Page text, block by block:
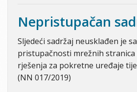
Nepristupačan
Sljedeći sadržaj neusklađen je
pristupačnosti mrežnih
rješenja za pokretne uređaje
(NN 017/2019)